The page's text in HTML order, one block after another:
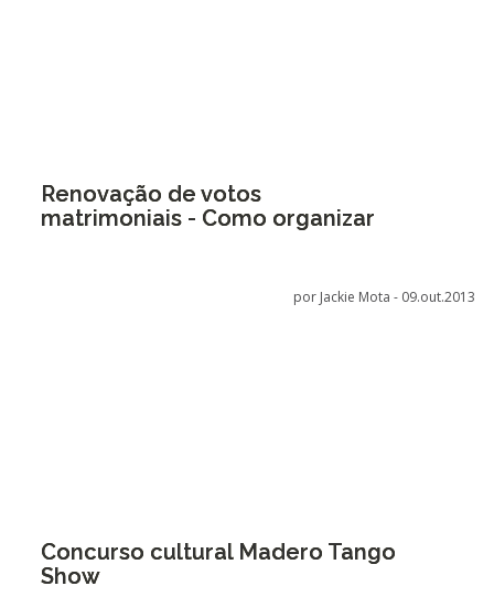
Renovação de votos
matrimoniais - Como organizar
por Jackie Mota - 09.out.2013
Concurso cultural Madero Tango
Show